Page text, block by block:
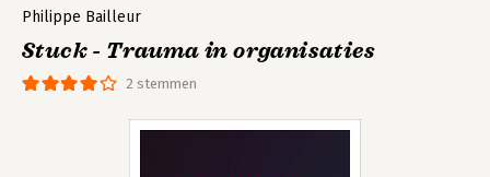
2 stemmen
Philippe Bailleur
Stuck - Trauma in organisaties